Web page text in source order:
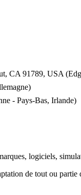
CA 91789, USA
- Pays-Bas, Irlande)
logiciels,
de tout ou